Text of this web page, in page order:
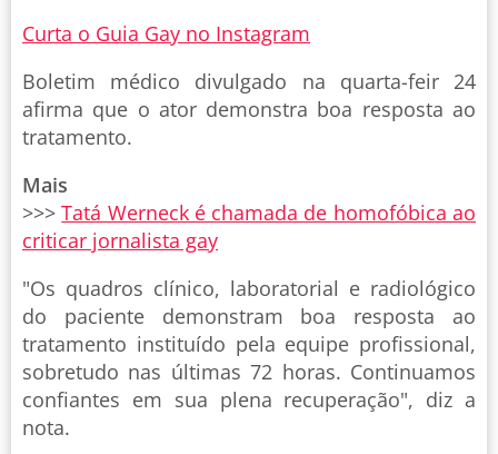
Curta o Guia Gay no Instagram
Boletim médico divulgado na quarta-feir 24
afirma que o ator demonstra boa resposta ao
tratamento.
Mais
>>>Tatá Werneck é chamada de homofóbica ao
criticar jornalista gay
"Os quadros clínico, laboratorial e radiológico
do paciente demonstram boa resposta ao
tratamento instituído pela equipe profissional,
sobretudo nas últimas 72 horas. Continuamos
confiantes em sua plena recuperação", diz a
nota.